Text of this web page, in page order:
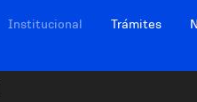
Navegación sitios
Institucional Trámites